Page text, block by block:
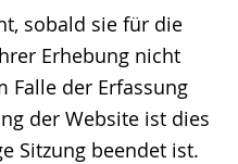
sobald sie für die
Erhebung nicht
Falle der Erfassung
der Website ist dies
Sitzung beendet ist.